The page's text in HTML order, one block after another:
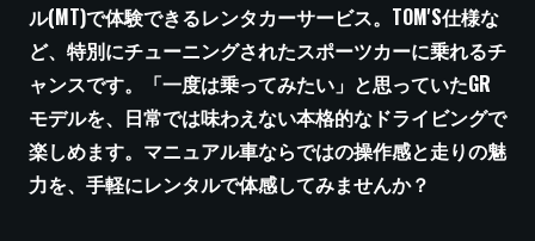
ル(MT)で体験できるレンタカーサービス。TOM'S仕様な
ど、特別にチューニングされたスポーツカーに乗れるチ
ャンスです。「一度は乗ってみたい」と思っていたGR
モデルを、日常では味わえない本格的なドライビングで
楽しめます。マニュアル車ならではの操作感と走りの魅
力を、手軽にレンタルで体感してみませんか？